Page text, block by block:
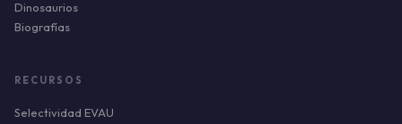
Dinosaurios
Biografías
RECURSOS
Selectividad EVAU